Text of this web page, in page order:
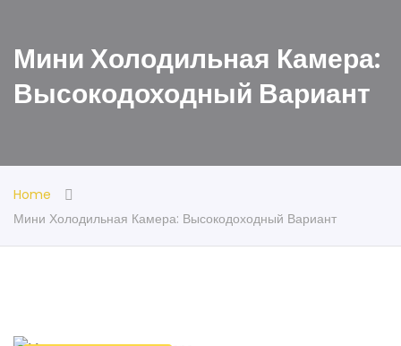
Мини Холодильная Камера:
Высокодоходный Вариант
Home
Мини Холодильная Камера: Высокодоходный Вариант